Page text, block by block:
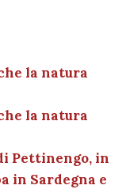
er
a
m
dI
n
la natura
la natura
Pettinengo, in
in Sardegna e